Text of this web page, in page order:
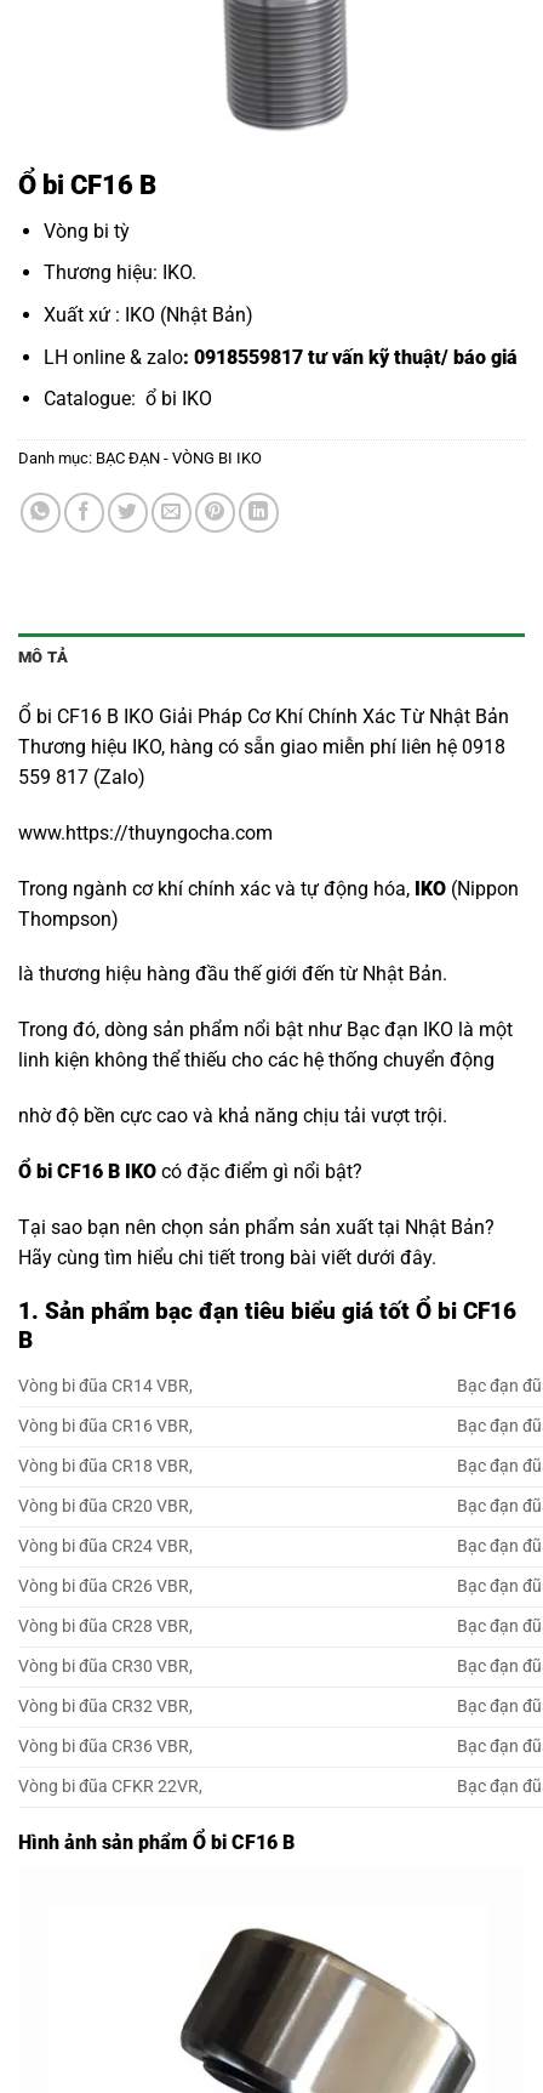
Ổ bi CF16 B
Vòng bi tỳ
Thương hiệu: IKO.
Xuất xứ : IKO (Nhật Bản)
LH online & zalo: 0918559817 tư vấn kỹ thuật/ báo giá
Catalogue: ổ bi IKO
Danh mục: BẠC ĐẠN - VÒNG BI IKO
MÔ TẢ
Ổ bi CF16 B IKO Giải Pháp Cơ Khí Chính Xác Từ Nhật Bản
Thương hiệu IKO, hàng có sẵn giao miễn phí liên hệ 0918
559 817 (Zalo)
www.https://thuyngocha.com
Trong ngành cơ khí chính xác và tự động hóa, IKO (Nippon
Thompson)
là thương hiệu hàng đầu thế giới đến từ Nhật Bản.
Trong đó, dòng sản phẩm nổi bật như Bạc đạn IKO là một
linh kiện không thể thiếu cho các hệ thống chuyển động
nhờ độ bền cực cao và khả năng chịu tải vượt trội.
Ổ bi CF16 B IKO có đặc điểm gì nổi bật?
Tại sao bạn nên chọn sản phẩm sản xuất tại Nhật Bản?
Hãy cùng tìm hiểu chi tiết trong bài viết dưới đây.
1. Sản phẩm bạc đạn tiêu biểu giá tốt Ổ bi CF16
B
Vòng bi đũa CR14 VBR,
Bạc đạn
Vòng bi đũa CR16 VBR,
Bạc đạn
Vòng bi đũa CR18 VBR,
Bạc đạn
Vòng bi đũa CR20 VBR,
Bạc đạn
Vòng bi đũa CR24 VBR,
Bạc đạn
Vòng bi đũa CR26 VBR,
Bạc đạn
Vòng bi đũa CR28 VBR,
Bạc đạn
Vòng bi đũa CR30 VBR,
Bạc đạn
Vòng bi đũa CR32 VBR,
Bạc đạn
Vòng bi đũa CR36 VBR,
Bạc đạn
Vòng bi đũa CFKR 22VR,
Bạc đạn
Hình ảnh sản phẩm Ổ bi CF16 B